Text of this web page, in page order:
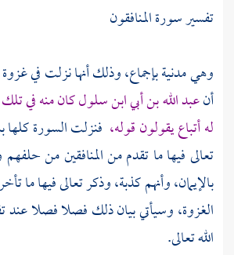
تفسير سورة المنافقون
وهي مدنية بإجماع، وذلك أنها نزلت في
أنعبد الله بن أبيابن سلول كان منه في
له أتباع يقولون قوله، فنزلت السورة
تعالى فيها ما تقدم من المنافقين من
بالإيمان، وأنهم كذبة، وذكر تعالى فيها ما
الغزوة، وسيأتي بيان ذلك فصلا فصلا عند
الله تعالى.